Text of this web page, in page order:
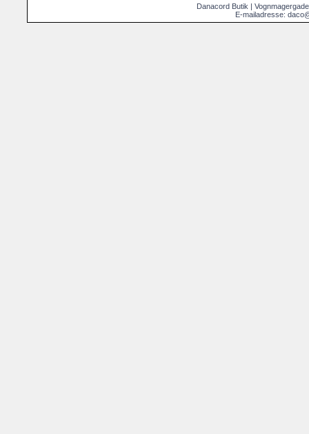
Danacord Butik |
E-mailadresse: